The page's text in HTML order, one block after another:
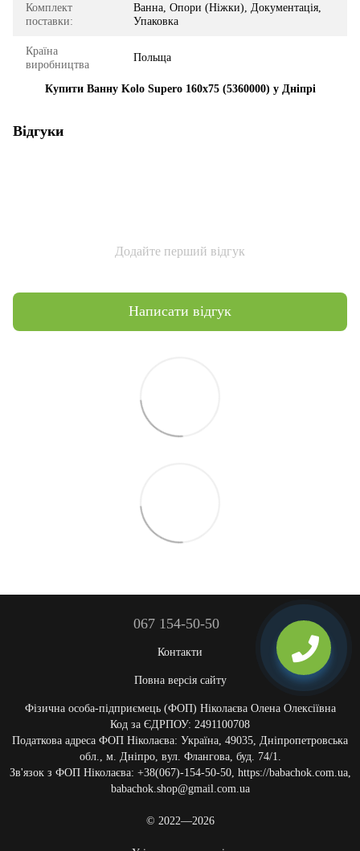
Комплект
поставки:
Ванна, Опори (Ніжки), Документація,
Упаковка
Країна
виробництва
Польща
Купити Ванну Kolo Supero 160x75 (5360000) у Дніпрі
Відгуки
Додайте перший відгук
Написати відгук
067 154-50-50
Контакти
Повна версія сайту
Фізична особа-підприємець (ФОП) Ніколаєва Олена Олексіївна
Код за ЄДРПОУ: 2491100708
Податкова адреса ФОП Ніколаєва: Україна, 49035, Дніпропетровська
обл., м. Дніпро, вул. Флангова, буд. 74/1.
Зв'язок з ФОП Ніколаєва: +38(067)-154-50-50, https://babachok.com.ua,
babachok.shop@gmail.com.ua
© 2022—2026